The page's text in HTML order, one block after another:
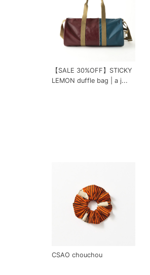
【SALE 30%OFF】STICKY
LEMON duffle bag | a j...
CSAO chouchou